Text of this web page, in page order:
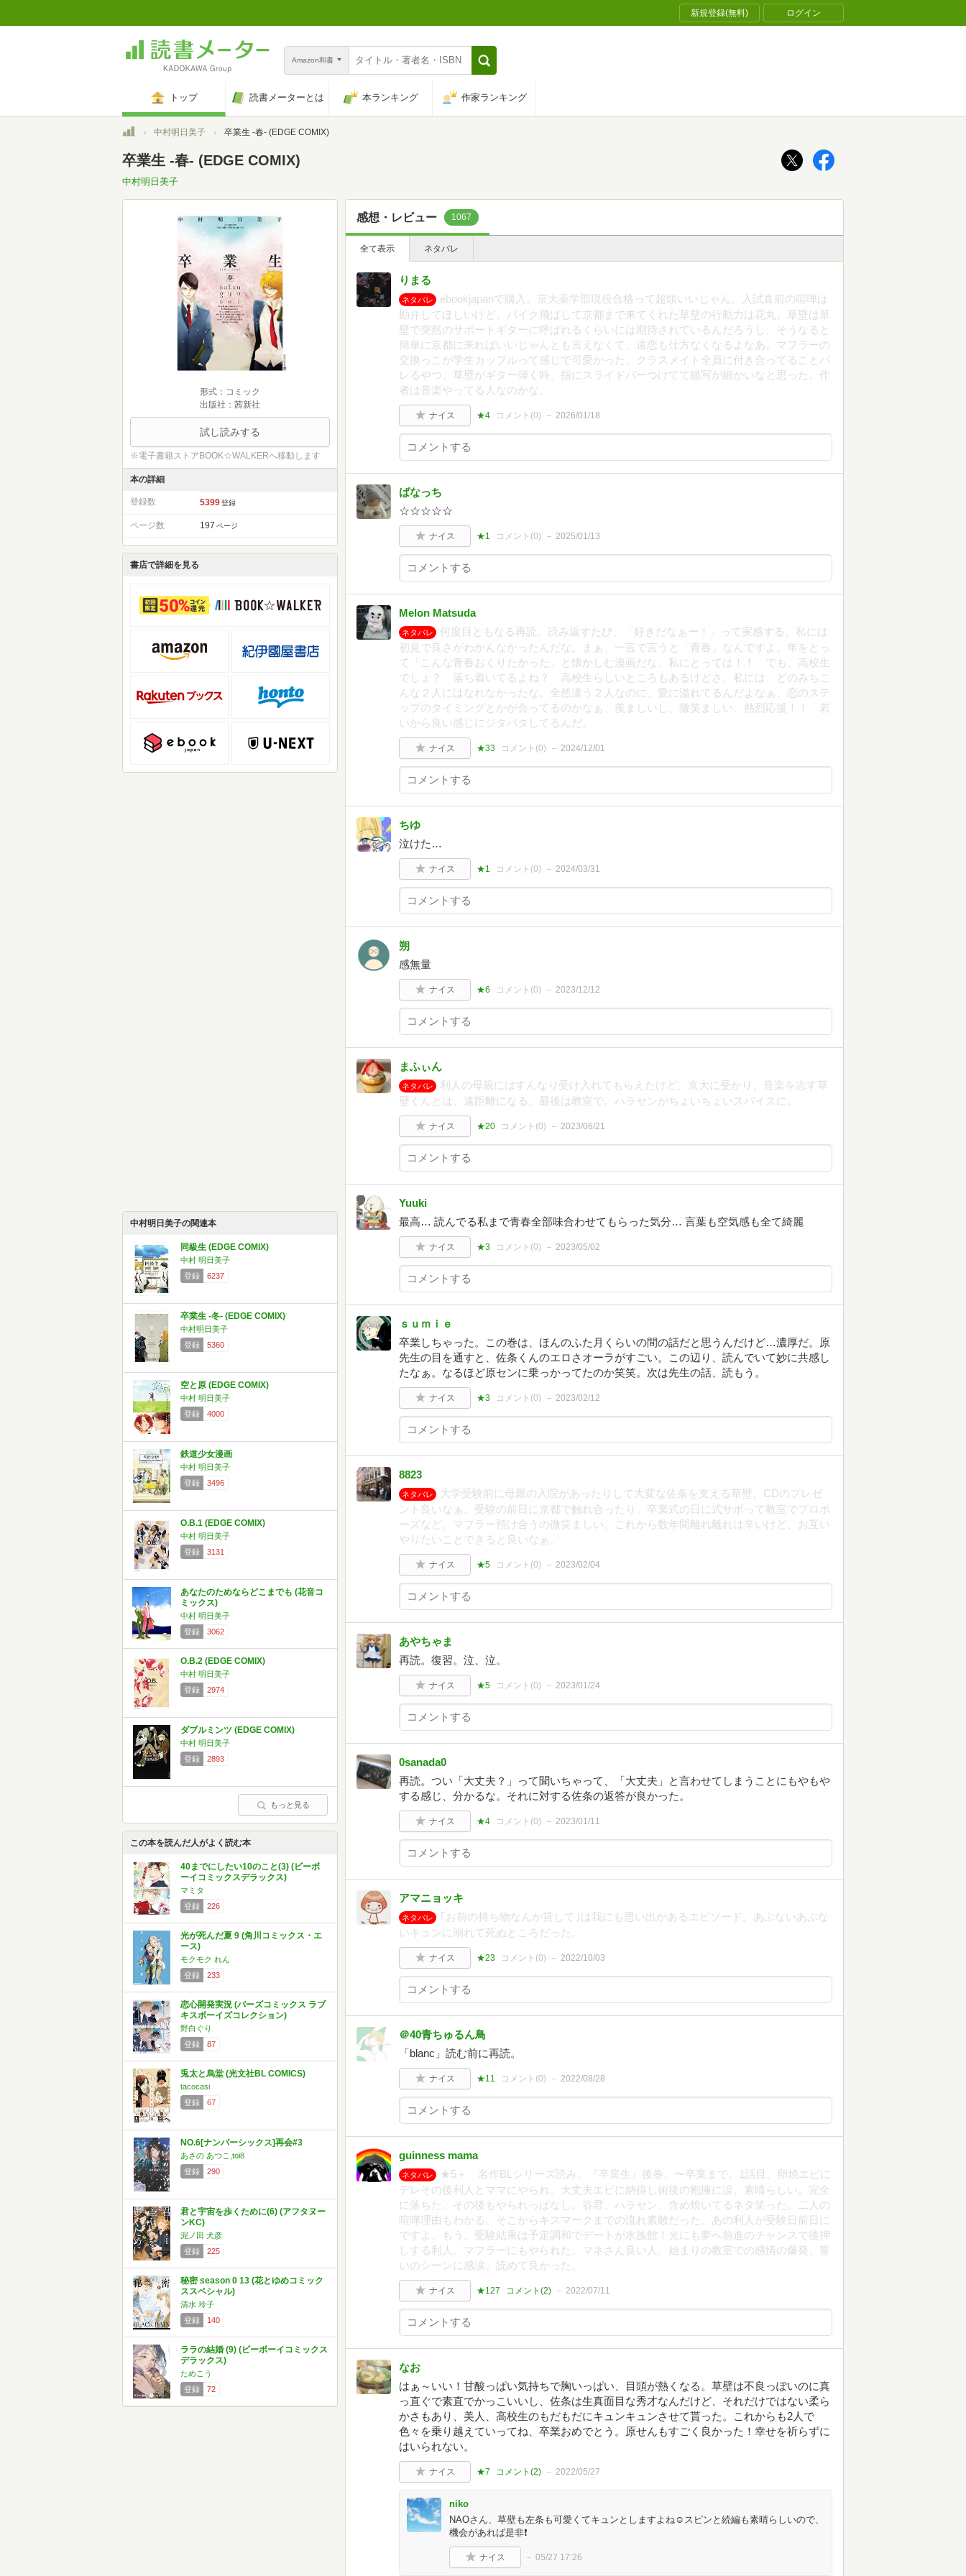
新規登録(無料) ログイン
Amazon和書
トップ 読書メーターとは 本ランキング 作家ランキング
トップ中村明日美子 卒業生 -春- (EDGE COMIX)
卒業生 -春- (EDGE COMIX)
中村明日美子
形式：コミック
出版社：茜新社
試し読みする
※電子書籍ストアBOOK☆WALKERへ移動します
本の詳細
登録数 5399 登録
ページ数 197 ページ
書店で詳細を見る
中村明日美子の関連本
同級生 (EDGE COMIX)
中村 明日美子
登録
6237
卒業生 -冬- (EDGE COMIX)
中村明日美子
登録
5360
空と原 (EDGE COMIX)
中村 明日美子
登録
4000
鉄道少女漫画
中村 明日美子
登録
3496
O.B.1 (EDGE COMIX)
中村 明日美子
登録
3131
あなたのためならどこまでも (花音コ
ミックス)
中村 明日美子
登録
3062
O.B.2 (EDGE COMIX)
中村 明日美子
登録
2974
ダブルミンツ (EDGE COMIX)
中村 明日美子
登録
2893
もっと見る
この本を読んだ人がよく読む本
40までにしたい10のこと(3) (ビーボ
ーイコミックスデラックス)
マミタ
登録
226
光が死んだ夏 9 (角川コミックス・エ
ース)
モクモク れん
登録
233
恋心開発実況 (バーズコミックス ラブ
キスボーイズコレクション)
野白ぐり
登録
87
兎太と烏堂 (光文社BL COMICS)
tacocasi
登録
67
NO.6[ナンバーシックス]再会#3
あさの あつこ,toi8
登録
290
君と宇宙を歩くために(6) (アフタヌー
ンKC)
泥ノ田 犬彦
登録
225
秘密 season 0 13 (花とゆめコミック
ススペシャル)
清水 玲子
登録
140
ララの結婚 (9) (ビーボーイコミックス
デラックス)
ためこう
登録
72
感想・レビュー 1067
全て表示 ネタバレ
りまる
ネタバレ
ebookjapanで購入。京大薬学部現役合格って超頭いいじゃん。入試直前の喧嘩は
勘弁してほしいけど、バイク飛ばして京都まで来てくれた草壁の行動力は花丸。草壁は草
壁で突然のサポートギターに呼ばれるくらいには期待されているんだろうし、そうなると
簡単に京都に来ればいいじゃんとも言えなくて、遠恋も仕方なくなるよなあ。マフラーの
交換っこが学生カップルって感じで可愛かった。クラスメイト全員に付き合ってることバ
レるやつ。草壁がギター弾く時、指にスライドバーつけてて描写が細かいなと思った。作
者は音楽やってる人なのかな。
ナイス ★4 コメント(0) 2026/01/18
ばなっち
☆☆☆☆☆
ナイス ★1 コメント(0) 2025/01/13
Melon Matsuda
ネタバレ
何度目ともなる再読。読み返すたび、「好きだなぁー！」って実感する。私には
初見で良さがわかんなかったんだな。まぁ、一言で言うと「青春」なんですよ。年をとっ
て「こんな青春おくりたかった」と懐かしむ漫画だな、私にとっては！！ でも、高校生
でしょ？ 落ち着いてるよね？ 高校生らしいところもあるけどさ。私には、どのみちこ
んな２人にはなれなかったな。全然違う２人なのに、愛に溢れてるんだよなぁ、恋のステ
ップのタイミングとかが合ってるのかなぁ、羨ましいし、微笑ましい、熱烈応援！！ 若
いから良い感じにジタバタしてるんだ。
ナイス ★33 コメント(0) 2024/12/01
ちゆ
泣けた…
ナイス ★1 コメント(0) 2024/03/31
朔
感無量
ナイス ★6 コメント(0) 2023/12/12
まふぃん
ネタバレ
利人の母親にはすんなり受け入れてもらえたけど、京大に受かり、音楽を志す草
壁くんとは、遠距離になる。最後は教室で。ハラセンがちょいちょいスパイスに。
ナイス ★20 コメント(0) 2023/06/21
Yuuki
最高… 読んでる私まで青春全部味合わせてもらった気分… 言葉も空気感も全て綺麗
ナイス ★3 コメント(0) 2023/05/02
ｓｕｍｉｅ
卒業しちゃった。この巻は、ほんのふた月くらいの間の話だと思うんだけど…濃厚だ。原
先生の目を通すと、佐条くんのエロさオーラがすごい。この辺り、読んでいて妙に共感し
たなぁ。なるほど原センに乗っかってたのか笑笑。次は先生の話、読もう。
ナイス ★3 コメント(0) 2023/02/12
8823
ネタバレ
大学受験前に母親の入院があったりして大変な佐条を支える草壁。CDのプレゼ
ント良いなぁ。受験の前日に京都で触れ合ったり、卒業式の日に式サボって教室でプロポ
ーズなど。マフラー預け合うの微笑ましい。これから数年間離れ離れは辛いけど、お互い
やりたいことできると良いなぁ。
ナイス ★5 コメント(0) 2023/02/04
あやちゃま
再読。復習。泣、泣。
ナイス ★5 コメント(0) 2023/01/24
0sanada0
再読。つい「大丈夫？」って聞いちゃって、「大丈夫」と言わせてしまうことにもやもや
する感じ、分かるな。それに対する佐条の返答が良かった。
ナイス ★4 コメント(0) 2023/01/11
アマニョッキ
ネタバレ
｢お前の持ち物なんか貸して｣は我にも思い出があるエピソード。あぶないあぶな
いキュンに溺れて死ぬところだった。
ナイス ★23 コメント(0) 2022/10/03
＠40青ちゅるん鳥
「blanc」読む前に再読。
ナイス ★11 コメント(0) 2022/08/28
guinness mama
ネタバレ
★5＋ 名作BLシリーズ読み。『卒業生』後巻、〜卒業まで。1話目、卵焼エピに
デレその後利人とママにやられ、大丈夫エピに納得し術後の抱擁に涙。素晴らしい。完全
に落ちた。その後もやられっぱなし。谷君、ハラセン、含め焼いてるネタ笑った。二人の
喧嘩理由もわかる。そこからキスマークまでの流れ素敵だった。あの利人が受験日前日に
ですよ、もう。受験結果は予定調和でデートが水族館！光にも夢へ前進のチャンスで後押
しする利人。マフラーにもやられた。マネさん良い人。始まりの教室での感情の爆発、誓
いのシーンに感涙。読めて良かった。
ナイス ★127 コメント(2) 2022/07/11
なお
はぁ～いい！甘酸っぱい気持ちで胸いっぱい、目頭が熱くなる。草壁は不良っぽいのに真
っ直ぐで素直でかっこいいし、佐条は生真面目な秀才なんだけど、それだけではない柔ら
かさもあり、美人、高校生のもだもだにキュンキュンさせて貰った。これからも2人で
色々を乗り越えていってね、卒業おめでとう。原せんもすごく良かった！幸せを祈らずに
はいられない。
ナイス ★7 コメント(2) 2022/05/27
niko
NAOさん、草壁も左条も可愛くてキュンとしますよね☺️スピンと続編も素晴らしいので、
機会があれば是非❗️
ナイス 05/27 17:26